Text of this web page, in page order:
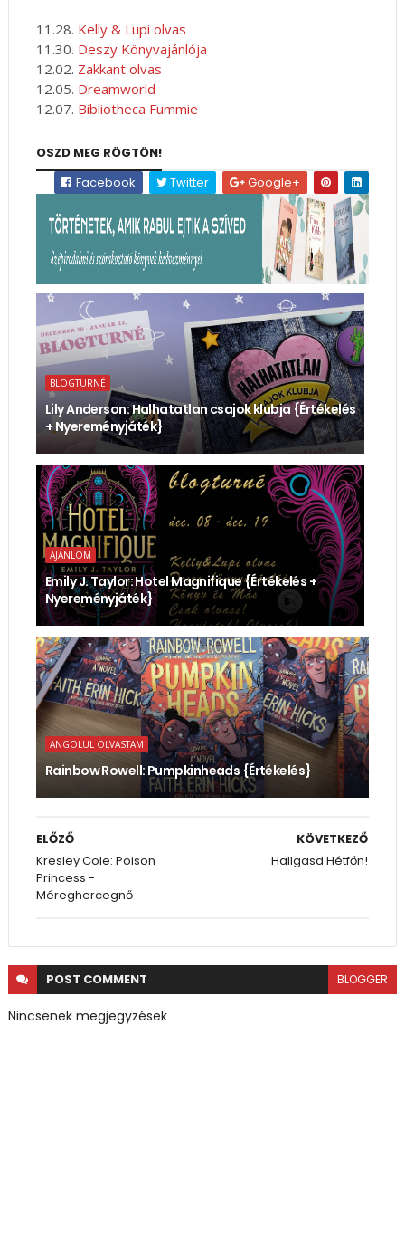
11.28. Kelly & Lupi olvas
11.30. Deszy Könyvajánlója
12.02. Zakkant olvas
12.05. Dreamworld
12.07. Bibliotheca Fummie
OSZD MEG RÖGTÖN!
Facebook
Twitter Google+
BLOGTURNÉ
Lily Anderson: Halhatatlan ​csajok klubja {Értékelés
+ Nyereményjáték}
AJÁNLOM
Emily J. Taylor: Hotel ​Magnifique {Értékelés +
Nyereményjáték}
ANGOLUL OLVASTAM
Rainbow Rowell: Pumpkinheads {Értékelés}
KÖVETKEZŐ
Hallgasd Hétfőn!
ELŐZŐ
Kresley Cole: Poison
Princess -
Méreghercegnő
POST COMMENT BLOGGER
Nincsenek megjegyzések